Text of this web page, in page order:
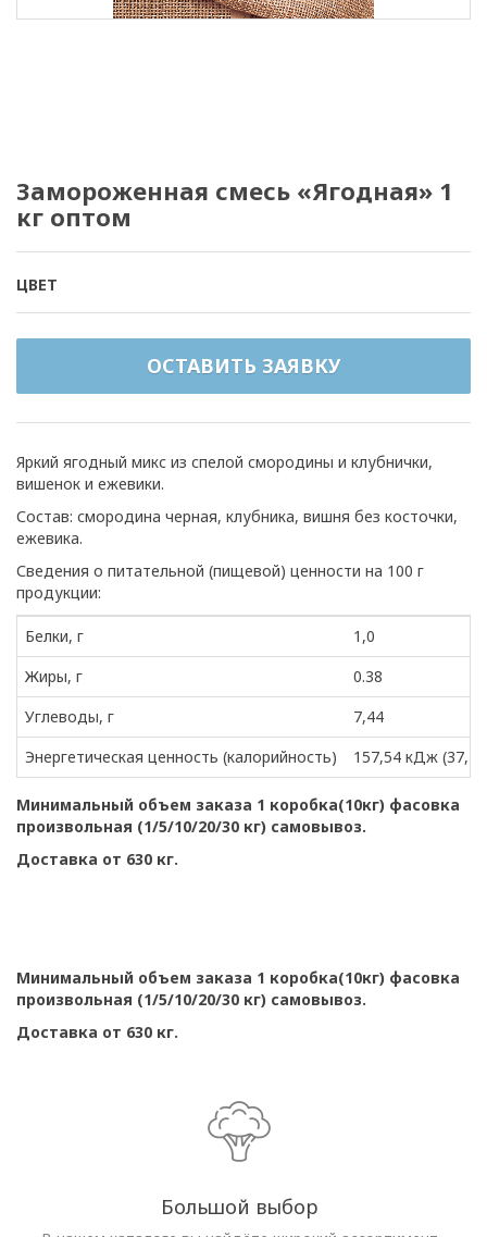
Замороженная смесь «Ягодная» 1
кг оптом
ЦВЕТ
ОСТАВИТЬ ЗАЯВКУ
Яркий ягодный микс из спелой смородины и клубнички,
вишенок и ежевики.
Состав: смородина черная, клубника, вишня без косточки,
ежевика.
Сведения о питательной (пищевой) ценности на 100 г
продукции:
Белки, г
1,0
Жиры, г
0.38
Углеводы, г
7,44
Энергетическая ценность (калорийность)
157,54 кДж
Минимальный объем заказа 1 коробка(10кг) фасовка
произвольная (1/5/10/20/30 кг) самовывоз.
Доставка от 630 кг.
Минимальный объем заказа 1 коробка(10кг) фасовка
произвольная (1/5/10/20/30 кг) самовывоз.
Доставка от 630 кг.
Большой выбор